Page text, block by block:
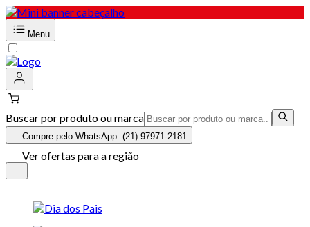
Menu
Buscar por produto ou marca
Compre pelo WhatsApp: (21) 97971-2181
Ver ofertas para a região